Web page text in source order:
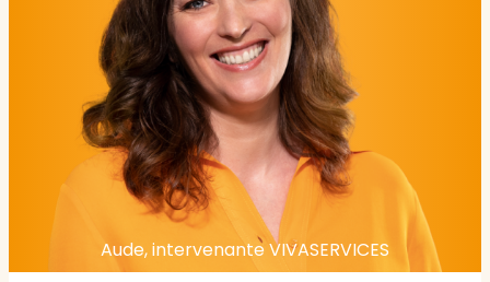
Aude, intervenante VIVASERVICES